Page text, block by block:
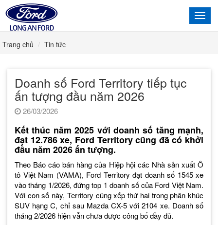
Trang chủ Tin tức
Doanh số Ford Territory tiếp tục
ấn tượng đầu năm 2026
26/03/2026
Kết thúc năm 2025 với doanh số tăng mạnh,
đạt 12.786 xe, Ford Territory cũng đã có khởi
đầu năm 2026 ấn tượng.
Theo Báo cáo bán hàng của Hiệp hội các Nhà sản xuất Ô
tô Việt Nam (VAMA), Ford Territory đạt doanh số 1545 xe
vào tháng 1/2026, đứng top 1 doanh số của Ford Việt Nam.
Với con số này, Territory cũng xếp thứ hai trong phân khúc
SUV hạng C, chỉ sau Mazda CX-5 với 2104 xe. Doanh số
tháng 2/2026 hiện vẫn chưa được công bố đầy đủ.